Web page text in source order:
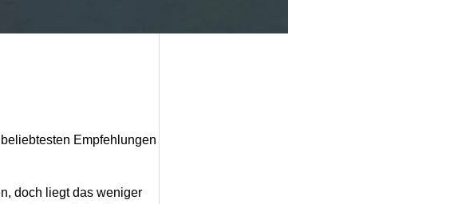
Empfehlungen
doch liegt das weniger